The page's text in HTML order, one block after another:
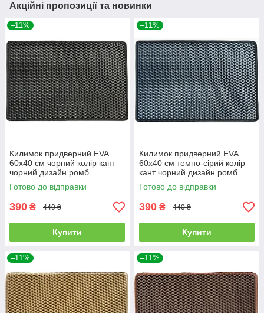
Акційні пропозиції та новинки
–11%
Килимок придверний EVA
60х40 см чорний колір кант
чорний дизайн ромб
Готово до відправки
390 ₴ 440 ₴
Купити
–11%
Килимок придверний EVA
60х40 см темно-сірий колір
кант чорний дизайн ромб
Готово до відправки
390 ₴ 440 ₴
Купити
–11% –11%